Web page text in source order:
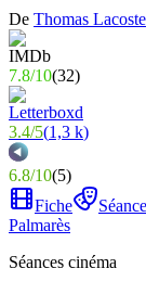
De Thomas Lacoste
7.8/10(32)
3.4/5(1,3 k)
6.8/10(5)
Fiche
Palmarès
Séances cinéma